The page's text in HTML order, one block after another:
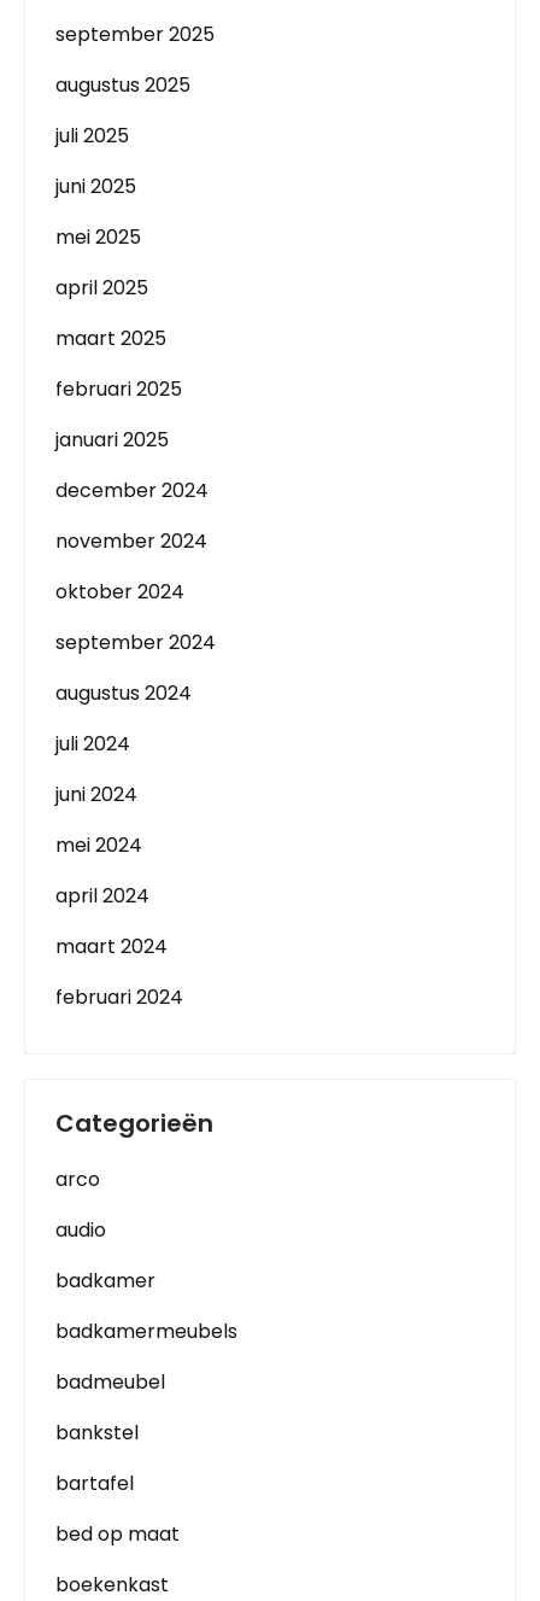
september 2025
augustus 2025
juli 2025
juni 2025
mei 2025
april 2025
maart 2025
februari 2025
januari 2025
december 2024
november 2024
oktober 2024
september 2024
augustus 2024
juli 2024
juni 2024
mei 2024
april 2024
maart 2024
februari 2024
Categorieën
arco
audio
badkamer
badkamermeubels
badmeubel
bankstel
bartafel
bed op maat
boekenkast